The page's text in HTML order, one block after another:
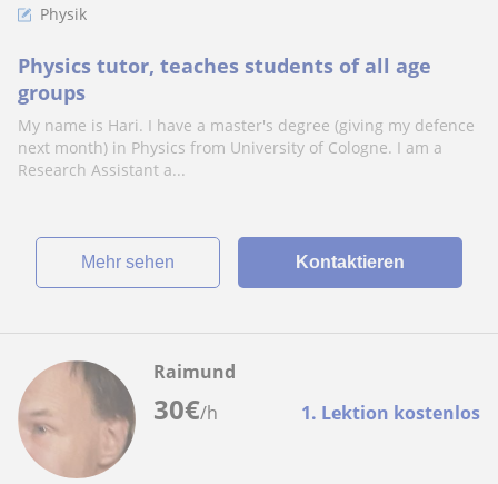
Physik
Physics tutor, teaches students of all age
groups
My name is Hari. I have a master's degree (giving my defence
next month) in Physics from University of Cologne. I am a
Research Assistant a...
Mehr sehen Kontaktieren
30€/h 1. Lektion kostenlos
Raimund